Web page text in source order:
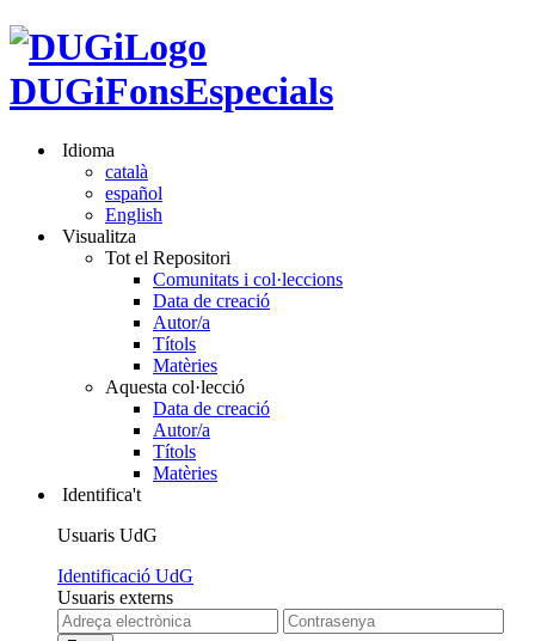
DUGiFonsEspecials
Idioma
català
español
English
Visualitza
Tot el Repositori
Comunitats i col·leccions
Data de creació
Autor/a
Títols
Matèries
Aquesta col·lecció
Data de creació
Autor/a
Títols
Matèries
Identifica't
Usuaris UdG
Identificació UdG
Usuaris externs